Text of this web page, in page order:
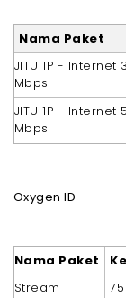
Nama Paket
JITU 1P - Internet
Mbps
JITU 1P - Internet
Mbps
Oxygen ID
Nama Paket
Stream